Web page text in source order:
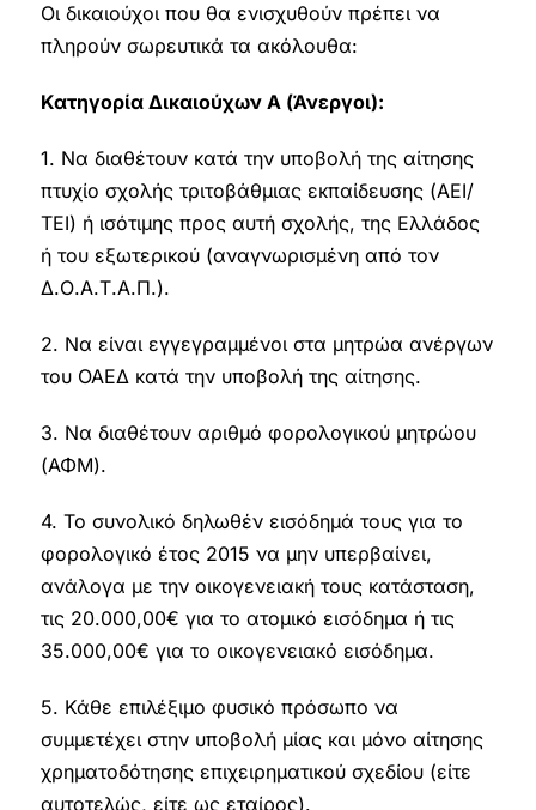
Οι δικαιούχοι που θα ενισχυθούν πρέπει να
πληρούν σωρευτικά τα ακόλουθα:
Κατηγορία Δικαιούχων Α (Άνεργοι):
1. Να διαθέτουν κατά την υποβολή της αίτησης
πτυχίο σχολής τριτοβάθμιας εκπαίδευσης (ΑΕΙ/
ΤΕΙ) ή ισότιμης προς αυτή σχολής, της Ελλάδος
ή του εξωτερικού (αναγνωρισμένη από τον
Δ.Ο.Α.Τ.Α.Π.).
2. Να είναι εγγεγραμμένοι στα μητρώα ανέργων
του ΟΑΕΔ κατά την υποβολή της αίτησης.
3. Να διαθέτουν αριθμό φορολογικού μητρώου
(ΑΦΜ).
4. Το συνολικό δηλωθέν εισόδημά τους για το
φορολογικό έτος 2015 να μην υπερβαίνει,
ανάλογα με την οικογενειακή τους κατάσταση,
τις 20.000,00€ για το ατομικό εισόδημα ή τις
35.000,00€ για το οικογενειακό εισόδημα.
5. Κάθε επιλέξιμο φυσικό πρόσωπο να
συμμετέχει στην υποβολή μίας και μόνο αίτησης
χρηματοδότησης επιχειρηματικού σχεδίου (είτε
αυτοτελώς, είτε ως εταίρος).